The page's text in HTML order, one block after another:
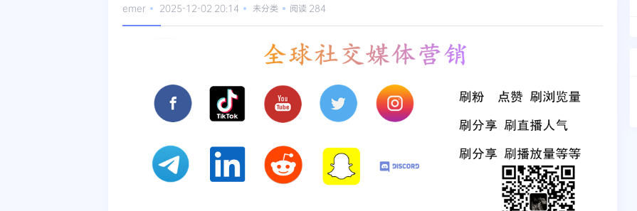
emer 2025-12-02 20:14 未分类 阅读 284